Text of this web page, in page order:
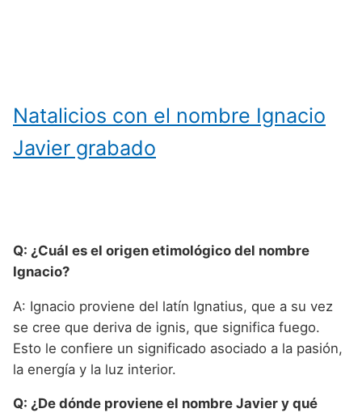
Natalicios con el nombre Ignacio
Javier grabado
Q: ¿Cuál es el origen etimológico del nombre
Ignacio?
A: Ignacio proviene del latín Ignatius, que a su vez
se cree que deriva de ignis, que significa fuego.
Esto le confiere un significado asociado a la pasión,
la energía y la luz interior.
Q: ¿De dónde proviene el nombre Javier y qué